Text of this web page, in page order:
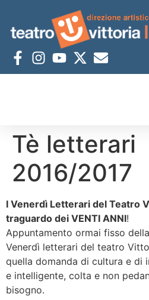
Tè letterari
2016/2017
I Venerdì Letterari del Teatro
traguardo dei VENTI ANNI!
Appuntamento ormai fisso
Venerdì letterari del teatro
quella domanda di cultura e di
e intelligente, colta e non
bisogno.